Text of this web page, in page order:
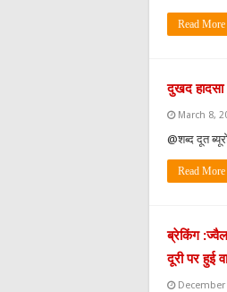
Read
दुखद
March 8,
@शब्द दूत
Read
ब्रेकिंग
दूरी पर हुई
December